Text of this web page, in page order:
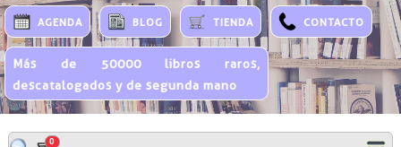
AGENDA BLOG TIENDA CONTACTO
Más de 50000 libros raros,
descatalogados y de segunda mano
0